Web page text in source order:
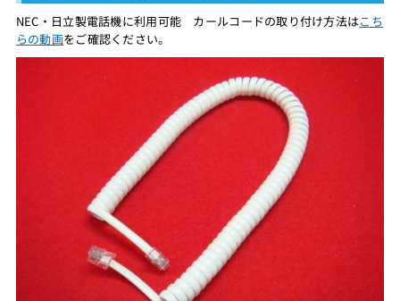
NEC・日立製電話機に利用可能 カールコードの取り付け方法はこち
らの動画をご確認ください。